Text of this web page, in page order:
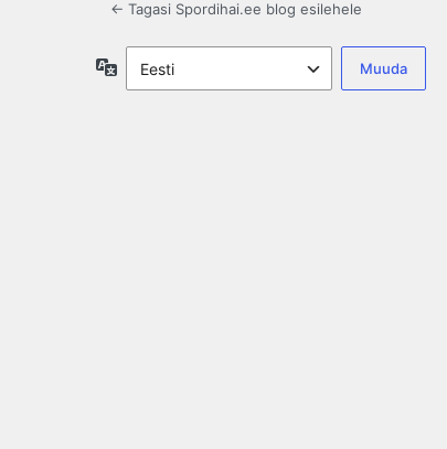
← Tagasi Spordihai.ee blog esilehele
Keel